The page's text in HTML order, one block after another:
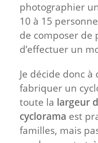
photographier
10 à 15
de composer de
d’effectuer un
Je décide donc
fabriquer un
toute la largeur
cyclorama est
familles, mais